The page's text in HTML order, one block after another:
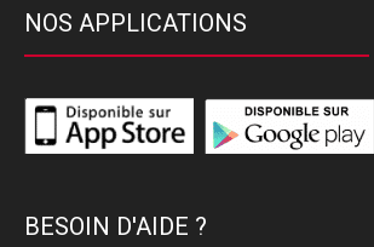
NOS APPLICATIONS
BESOIN D'AIDE ?